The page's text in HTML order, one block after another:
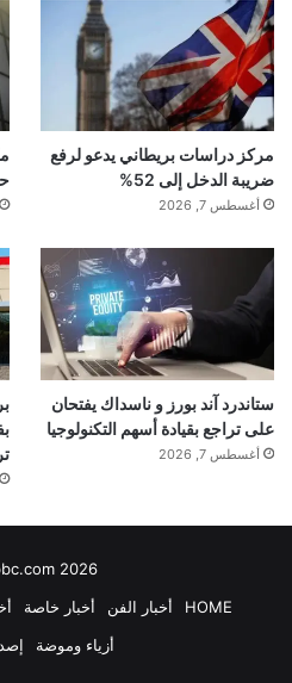
مركز دراسات بريطاني يدعو لرفع
ضريبة الدخل إلى 52%
أغسطس 7, 2026
ستاندرد آند بورز و ناسداك يفتحان
على تراجع بقيادة أسهم التكنولوجيا
أغسطس 7, 2026
2026
HOME
أخبار الفن أخبار خاصة
أزياء وموضة